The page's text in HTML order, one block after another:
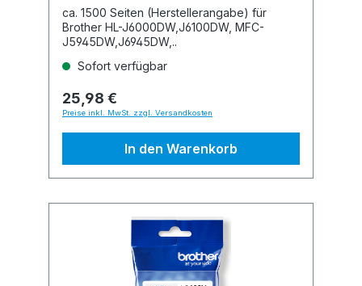
ca. 1500 Seiten (Herstellerangabe) für
Brother HL-J6000DW,J6100DW, MFC-
J5945DW,J6945DW,..
Sofort verfügbar
25,98 €
Preise inkl. MwSt. zzgl. Versandkosten
In den Warenkorb